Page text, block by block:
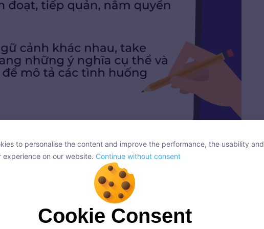
Take over là gì?
to personalise the content and improve the performance, the usability and
on our website.
Continue without consent
Cookie Consent
to personalise the content and improve the performance, the usability and
experience on our website. Continue without consent
Cookie Consent